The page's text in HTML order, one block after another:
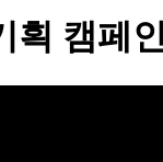
획 캠페